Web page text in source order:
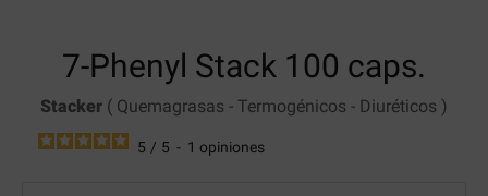
7-Phenyl Stack 100 caps.
Stacker ( Quemagrasas - Termogénicos - Diuréticos )
5 / 5 - 1 opiniones